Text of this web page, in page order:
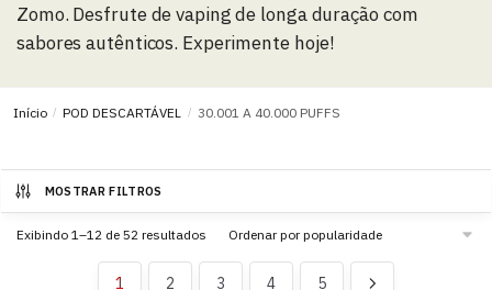
Zomo. Desfrute de vaping de longa duração com
sabores autênticos. Experimente hoje!
Início / POD DESCARTÁVEL / 30.001 A 40.000 PUFFS
MOSTRAR FILTROS
Exibindo 1–12 de 52 resultados
1 2 3 4 5